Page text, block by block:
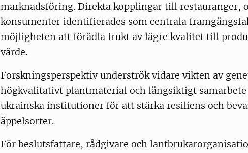
marknadsföring. Direkta kopplingar till restauranger,
konsumenter identifierades som centrala
möjligheten att förädla frukt av lägre kvalitet till
värde.
Forskningsperspektiv underströk vidare vikten av
högkvalitativt plantmaterial och långsiktigt samarbete
ukrainska institutioner för att stärka resiliens och
äppelsorter.
För beslutsfattare, rådgivare och